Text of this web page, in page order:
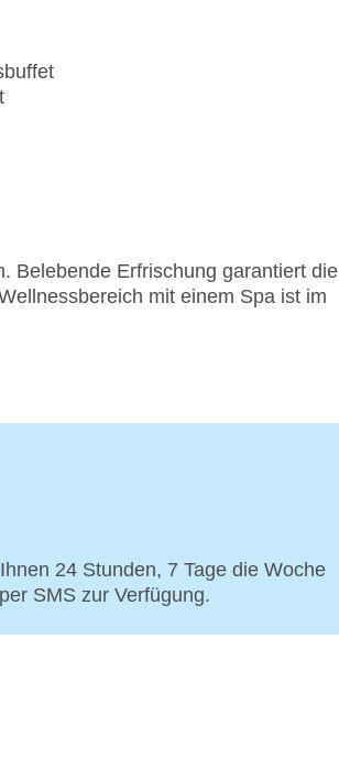
Belebende Erfrischung garantiert die
mit einem Spa ist im
24 Stunden, 7 Tage die Woche
SMS zur Verfügung.